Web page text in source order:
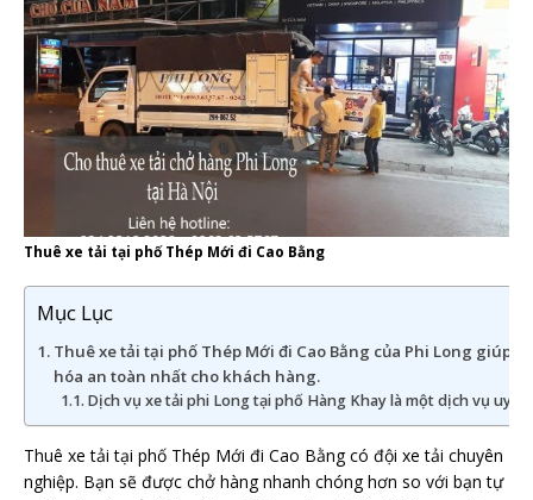
Thuê xe tải tại phố Thép Mới đi Cao Bằng
Mục Lục
Thuê xe tải tại phố Thép Mới đi Cao Bằng của Phi Long giúp
hóa an toàn nhất cho khách hàng.
Dịch vụ xe tải phi Long tại phố Hàng Khay là một dịch vụ uy
Thuê xe tải tại phố Thép Mới đi Cao Bằng có đội xe tải chuyên
nghiệp. Bạn sẽ được chở hàng nhanh chóng hơn so với bạn tự